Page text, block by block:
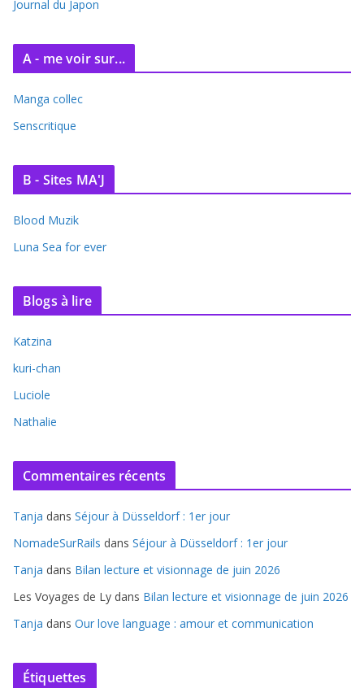
Journal du Japon
A - me voir sur...
Manga collec
Senscritique
B - Sites MA'J
Blood Muzik
Luna Sea for ever
Blogs à lire
Katzina
kuri-chan
Luciole
Nathalie
Commentaires récents
Tanja dans Séjour à Düsseldorf : 1er jour
NomadeSurRails dans Séjour à Düsseldorf : 1er jour
Tanja dans Bilan lecture et visionnage de juin 2026
Les Voyages de Ly dans Bilan lecture et visionnage de juin 2026
Tanja dans Our love language : amour et communication
Étiquettes